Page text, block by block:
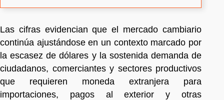
Las cifras evidencian que el mercado cambiario
continúa ajustándose en un contexto marcado por
la escasez de dólares y la sostenida demanda de
ciudadanos, comerciantes y sectores productivos
que requieren moneda extranjera para
importaciones, pagos al exterior y otras